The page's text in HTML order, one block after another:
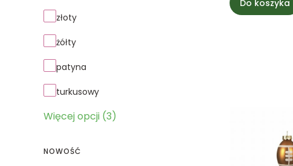
złoty
żółty
patyna
turkusowy
Więcej opcji (3)
NOWOŚĆ
Do koszyka